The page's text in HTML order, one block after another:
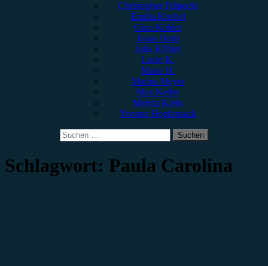
Christopher Filipecki
Emilia Knebel
Gina Köhler
Jonas Horn
Julia Köhler
Lucie K.
Marie H.
Marius Meyer
Max Keller
Melvin Klein
Yvonne Hopfensack
Suchen
nach:
Schlagwort: Paula Carolina